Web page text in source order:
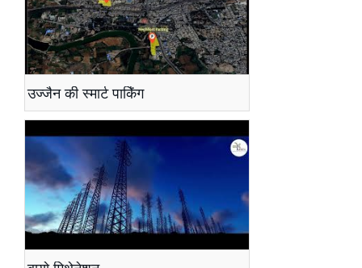
उज्जैन की स्मार्ट पार्किंग